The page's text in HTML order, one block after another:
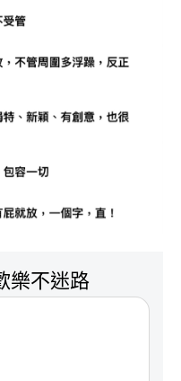
樂不迷路